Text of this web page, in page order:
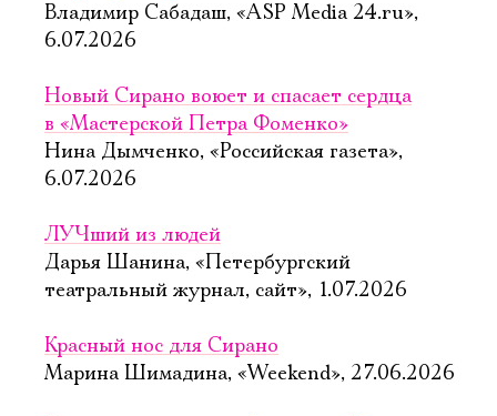
Владимир Сабадаш, «ASP Media 24.ru»,
6.07.2026
Новый Сирано воюет и спасает сердца
в «Мастерской Петра Фоменко»
Нина Дымченко, «Российская газета»,
6.07.2026
ЛУЧший из людей
Дарья Шанина, «Петербургский
театральный журнал, сайт», 1.07.2026
Красный нос для Сирано
Марина Шимадина, «Weekend», 27.06.2026